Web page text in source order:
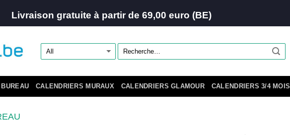
Livraison gratuite à partir de 69,00 euro (BE)
CALENDRIERS MURAUX CALENDRIERS GLAMOUR CALENDRIERS 3/4 MOIS